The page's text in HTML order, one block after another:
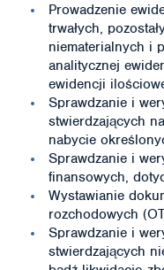
Prowadzenie
trwałych,
niematerialnych i
analitycznej
ewidencji
Sprawdzanie i
stwierdzających
nabycie
Sprawdzanie i
finansowych,
Wystawianie
rozchodowych
Sprawdzanie i
stwierdzających